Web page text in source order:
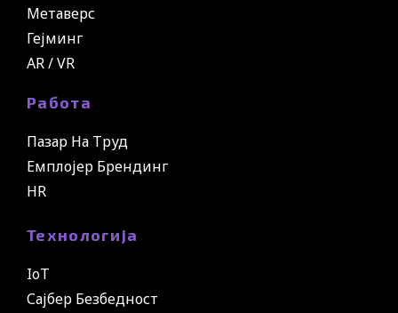
Метаверс
Гејминг
AR / VR
Работа
Пазар На Труд
Емплојер Брендинг
HR
Технологија
IoT
Сајбер Безбедност